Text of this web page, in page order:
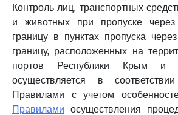
Контроль лиц, транспортных
и животных при пропуске через
границу в пунктах пропуска
границу, расположенных на
портов Республики Крым и
осуществляется в
Правилами с учетом
Правилами осуществления